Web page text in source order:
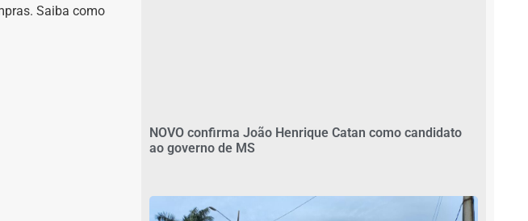
Saiba como
NOVO confirma João Henrique Catan como candidato
ao governo de MS